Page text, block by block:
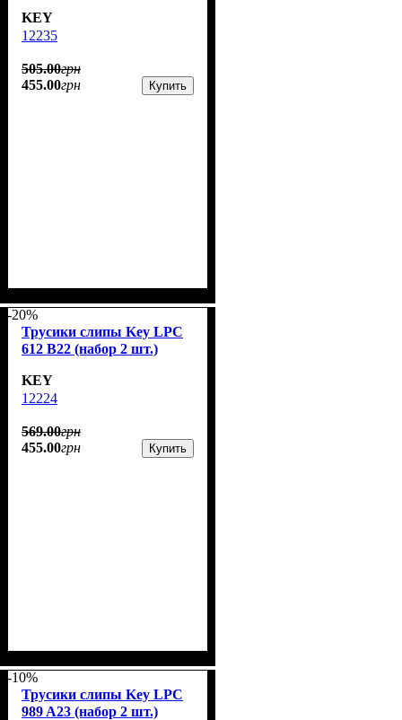
KEY
12235
505.00грн
455.00грн Купить
-20%
Трусики слипы Key LPC
612 B22 (набор 2 шт.)
KEY
12224
569.00грн
455.00грн Купить
-10%
Трусики слипы Key LPC
989 A23 (набор 2 шт.)